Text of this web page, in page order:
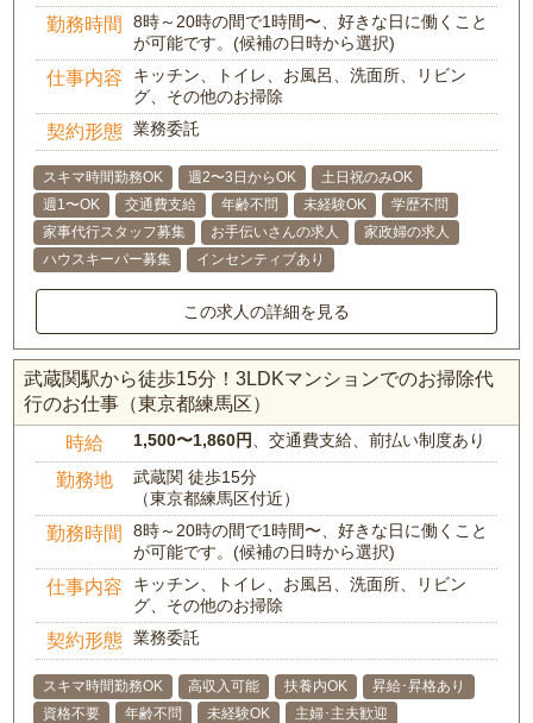
勤務時間
8時～20時の間で1時間〜、好きな日に働くこと
が可能です。(候補の日時から選択)
仕事内容
キッチン、トイレ、お風呂、洗面所、リビン
グ、その他のお掃除
契約形態 業務委託
スキマ時間勤務OK 週2〜3日からOK
土日祝のみOK
週1〜OK
交通費支給 年齢不問 未経験OK
学歴不問
家事代行スタッフ募集
お手伝いさんの求人
家政婦の求人
ハウスキーパー募集
インセンティブあり
この求人の詳細を見る
武蔵関駅から徒歩15分！3LDKマンションでのお掃除代
行のお仕事（東京都練馬区）
時給 1,500〜1,860円 、交通費支給、前払い制度あり
勤務地
武蔵関 徒歩15分
（東京都練馬区付近）
勤務時間
8時～20時の間で1時間〜、好きな日に働くこと
が可能です。(候補の日時から選択)
仕事内容
キッチン、トイレ、お風呂、洗面所、リビン
グ、その他のお掃除
契約形態 業務委託
スキマ時間勤務OK 高収入可能 扶養内OK
昇給･昇格あり
資格不要
年齢不問 未経験OK
主婦･主夫歓迎